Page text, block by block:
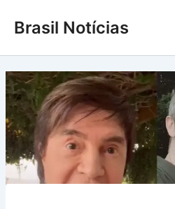
para
conteúdo
Brasil Notícias